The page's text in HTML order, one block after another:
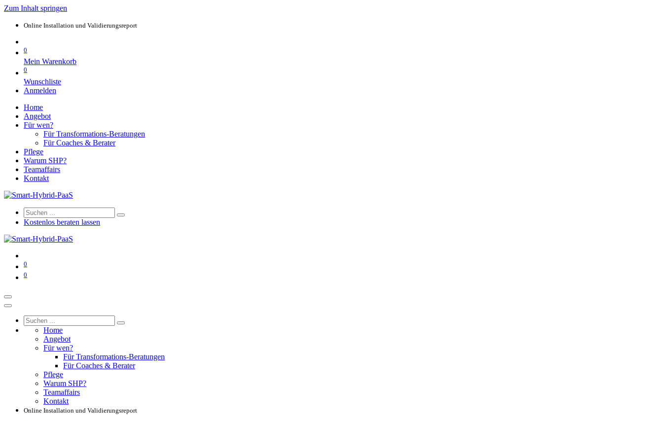
Zum Inhalt springen
Online Installation und Validierungsreport
0
Mein Warenkorb
0
Wunschliste
Anmelden
Home
Angebot
Für wen?
Für Transformations-Beratungen
Für Coaches & Berater
Pflege
Warum SHP?
Teamaffairs
Kontakt
Kostenlos beraten lassen
0
0
Home
Angebot
Für wen?
Für Transformations-Beratungen
Für Coaches & Berater
Pflege
Warum SHP?
Teamaffairs
Kontakt
Online Installation und Validierungsreport